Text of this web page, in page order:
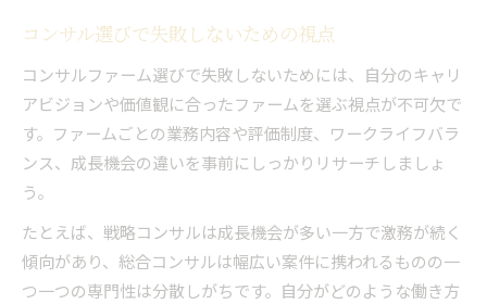
コンサル選びで失敗しないための視点
コンサルファーム選びで失敗しないためには、自分のキャリ
アビジョンや価値観に合ったファームを選ぶ視点が不可欠で
す。ファームごとの業務内容や評価制度、ワークライフバラ
ンス、成長機会の違いを事前にしっかりリサーチしましょ
う。
たとえば、戦略コンサルは成長機会が多い一方で激務が続く
傾向があり、総合コンサルは幅広い案件に携われるものの一
つ一つの専門性は分散しがちです。自分がどのような働き方